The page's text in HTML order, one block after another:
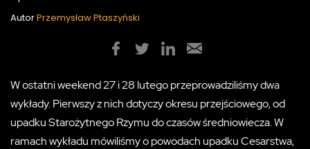
AutorPrzemysław Ptaszyński
W ostatni weekend 27 i 28 lutego przeprowadziliśmy dwa
wykłady. Pierwszy z nich dotyczy okresu przejściowego, od
upadku Starożytnego Rzymu do czasów średniowiecza. W
ramach wykładu mówiliśmy o powodach upadku Cesarstwa,